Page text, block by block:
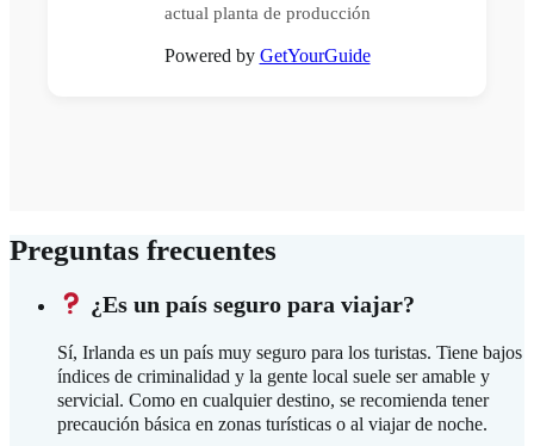
actual planta de producción
Powered by GetYourGuide
Preguntas frecuentes
¿Es un país seguro para viajar?
Sí, Irlanda es un país muy seguro para los turistas. Tiene bajos
índices de criminalidad y la gente local suele ser amable y
servicial. Como en cualquier destino, se recomienda tener
precaución básica en zonas turísticas o al viajar de noche.